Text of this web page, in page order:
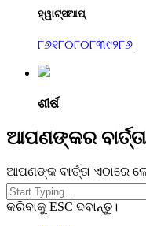
ହ୍ୱାଟ୍ସଆପ୍
୮୬୧୮୦୮୦୮୩୯୨୮୬
ଶୀର୍ଷ
ଆପଣଙ୍କର
ଆପଣଙ୍କ ବାର୍ତ୍ତା ଏଠାରେ
କରିବାକୁ ESC ଦବାନ୍ତୁ।